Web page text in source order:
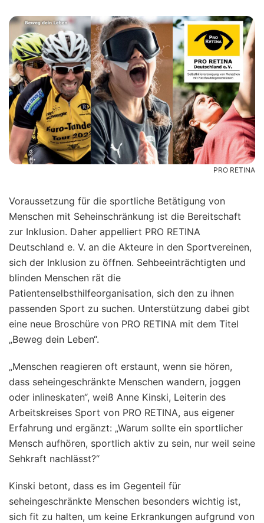
PRO RETINA
Voraussetzung für die sportliche Betätigung von
Menschen mit Seheinschränkung ist die Bereitschaft
zur Inklusion. Daher appelliert PRO RETINA
Deutschland e. V. an die Akteure in den Sportvereinen,
sich der Inklusion zu öffnen. Sehbeeinträchtigten und
blinden Menschen rät die
Patientenselbsthilfeorganisation, sich den zu ihnen
passenden Sport zu suchen. Unterstützung dabei gibt
eine neue Broschüre von PRO RETINA mit dem Titel
„Beweg dein Leben“.
„Menschen reagieren oft erstaunt, wenn sie hören,
dass seheingeschränkte Menschen wandern, joggen
oder inlineskaten“, weiß Anne Kinski, Leiterin des
Arbeitskreises Sport von PRO RETINA, aus eigener
Erfahrung und ergänzt: „Warum sollte ein sportlicher
Mensch aufhören, sportlich aktiv zu sein, nur weil seine
Sehkraft nachlässt?“
Kinski betont, dass es im Gegenteil für
seheingeschränkte Menschen besonders wichtig ist,
sich fit zu halten, um keine Erkrankungen aufgrund von